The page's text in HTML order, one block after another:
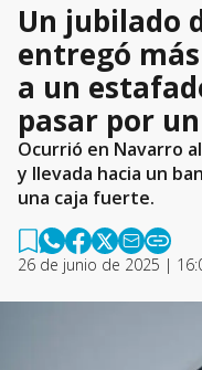
Un jubilado
entregó
a un
pasar por
Ocurrió en Navarro
y llevada hacia un
una caja fuerte.
26 de junio de 2025 |